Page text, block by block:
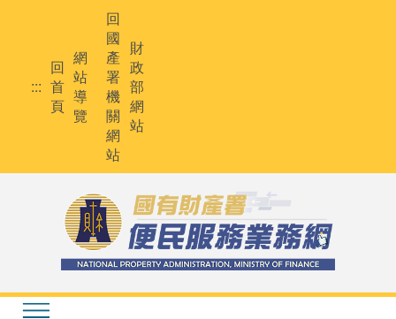
:::
回
首
頁
網
站
導
覽
回
國
產
署
機
關
網
站
財
政
部
網
站